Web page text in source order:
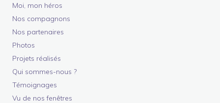
Moi, mon héros
Nos compagnons
Nos partenaires
Photos
Projets réalisés
Qui sommes-nous ?
Témoignages
Vu de nos fenêtres